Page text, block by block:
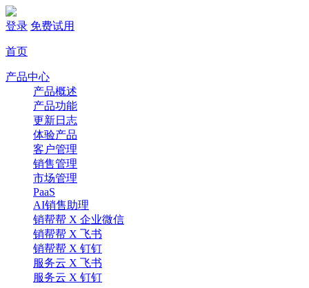
登录 免费试用
首页
产品中心
产品概述
产品功能
更新日志
体验产品
客户管理
销售管理
市场管理
PaaS
AI销售助理
销帮帮 X 企业微信
销帮帮 X 飞书
销帮帮 X 钉钉
服务云 X 飞书
服务云 X 钉钉